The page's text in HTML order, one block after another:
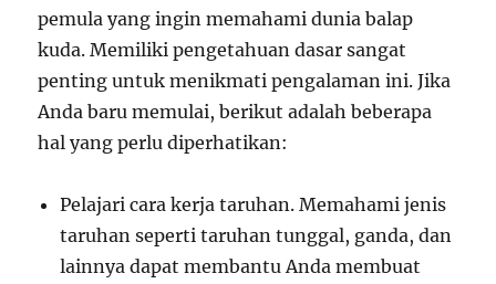
pemula yang ingin memahami dunia balap
kuda. Memiliki pengetahuan dasar sangat
penting untuk menikmati pengalaman ini. Jika
Anda baru memulai, berikut adalah beberapa
hal yang perlu diperhatikan:
Pelajari cara kerja taruhan. Memahami jenis
taruhan seperti taruhan tunggal, ganda, dan
lainnya dapat membantu Anda membuat